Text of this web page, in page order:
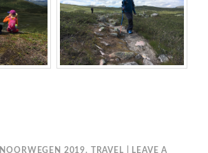
NOORWEGEN 2019, TRAVEL LEAVE A